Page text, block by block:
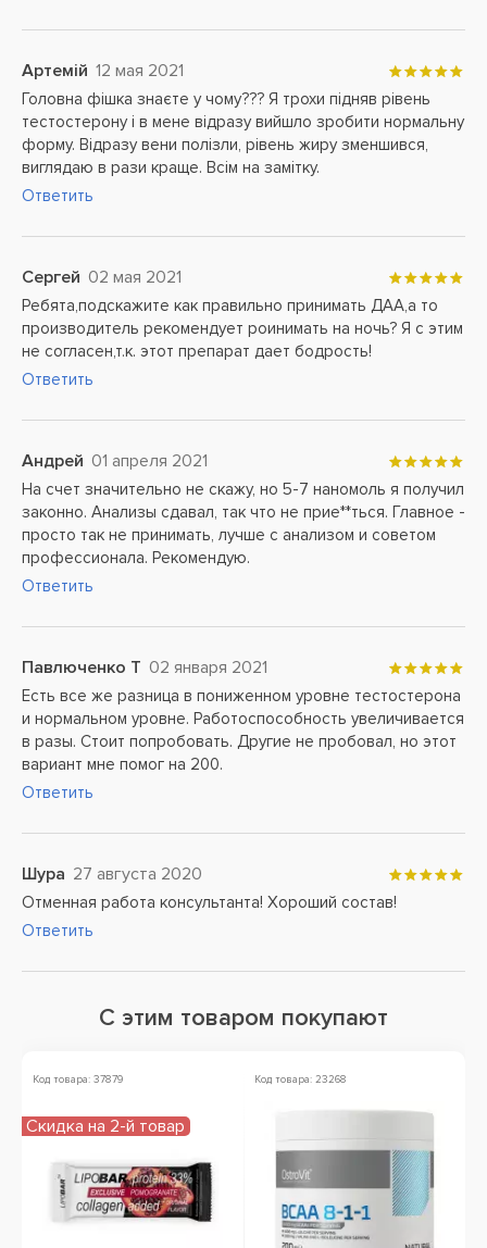
Артемій 12 мая 2021
Головна фішка знаєте у чому??? Я трохи підняв рівень
тестостерону і в мене відразу вийшло зробити нормальну
форму. Відразу вени полізли, рівень жиру зменшився,
виглядаю в рази краще. Всім на замітку.
Ответить
Сергей 02 мая 2021
Ребята,подскажите как правильно принимать ДАА,а то
производитель рекомендует роинимать на ночь? Я с этим
не согласен,т.к. этот препарат дает бодрость!
Ответить
Андрей 01 апреля 2021
На счет значительно не скажу, но 5-7 наномоль я получил
законно. Анализы сдавал, так что не прие**ться. Главное -
просто так не принимать, лучше с анализом и советом
профессионала. Рекомендую.
Ответить
Павлюченко Т 02 января 2021
Есть все же разница в пониженном уровне тестостерона
и нормальном уровне. Работоспособность увеличивается
в разы. Стоит попробовать. Другие не пробовал, но этот
вариант мне помог на 200.
Ответить
Шура 27 августа 2020
Отменная работа консультанта! Хороший состав!
Ответить
С этим товаром покупают
Код товара: 37879
Скидка на 2-й товар
Код товара: 23268